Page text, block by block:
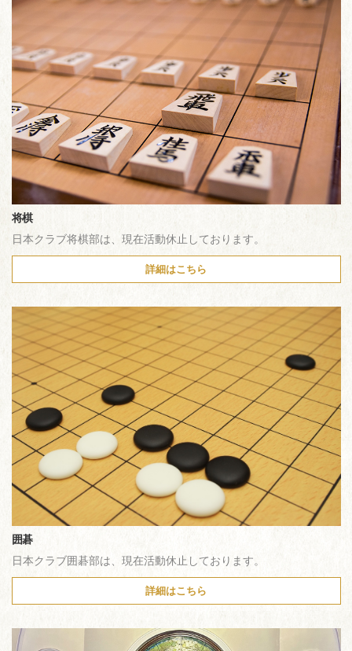
将棋
日本クラブ将棋部は、現在活動休止しております。
詳細はこちら
囲碁
日本クラブ囲碁部は、現在活動休止しております。
詳細はこちら